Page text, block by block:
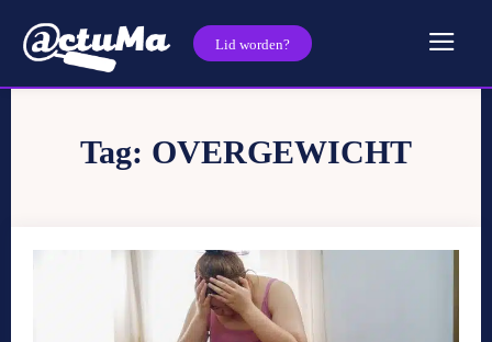
Lid worden?
Tag: OVERGEWICHT